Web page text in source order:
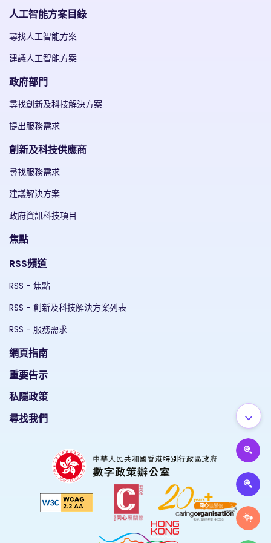
人工智能方案目錄
尋找人工智能方案
建議人工智能方案
政府部門
尋找創新及科技解決方案
提出服務需求
創新及科技供應商
尋找服務需求
建議解決方案
政府資訊科技項目
焦點
RSS頻道
RSS - 焦點
RSS - 創新及科技解決方案列表
RSS - 服務需求
網頁指南
重要告示
私隱政策
尋找我們